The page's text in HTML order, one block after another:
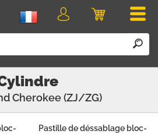
Panier
Login
Cherokee (ZJ/ZG)
Pastille de déssablage bloc-